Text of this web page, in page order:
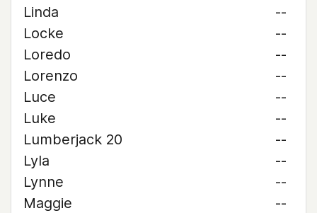
Linda
--
Locke
--
Loredo
--
Lorenzo
--
Luce
--
Luke
--
Lumberjack 20
--
Lyla
--
Lynne
--
Maggie
--